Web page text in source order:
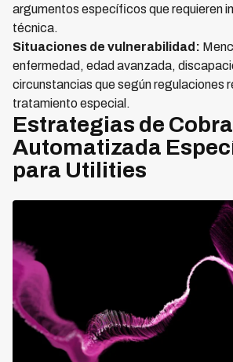
argumentos específicos que requieren
técnica.
Situaciones de vulnerabilidad:
enfermedad, edad avanzada,
circunstancias que según regulaciones
tratamiento especial.
Estrategias de
Automatizada
para Utilities